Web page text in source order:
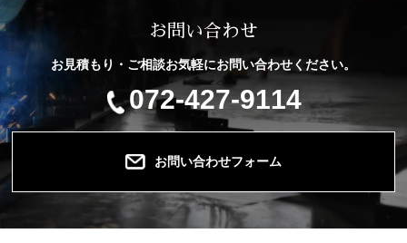
お問い合わせ
お見積もり・ご相談お気軽にお問い合わせください。
072-427-9114
お問い合わせフォーム